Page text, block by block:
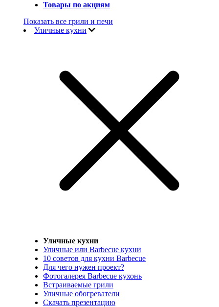
Товары по акциям
Показать все грили и печи
Уличные кухни
Уличные кухни
Уличные или Barbecue кухни
10 советов для кухни Barbecue
Для чего нужен проект?
Фотогалерея Barbecue кухонь
Встраиваемые грили
Уличные обогреватели
Скачать презентацию